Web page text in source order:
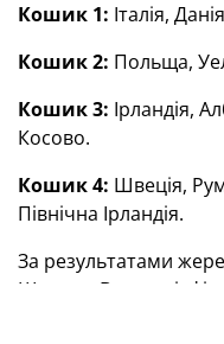
Кошик 1: Італія,
Кошик 2: Польща,
Кошик 3: Ірландія,
Косово.
Кошик 4: Швеція,
Північна Ірландія.
За результатами
Шляхом B, де в